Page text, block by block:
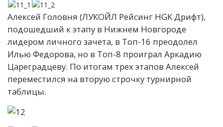
Алексей Головня (ЛУКОЙЛ Рейсинг HGK Дрифт),
подошедший к этапу в Нижнем Новгороде
лидером личного зачета, в Топ-16 преодолел
Илью Федорова, но в Топ-8 проиграл Аркадию
Цареградцеву. По итогам трех этапов Алексей
переместился на вторую строчку турнирной
таблицы.